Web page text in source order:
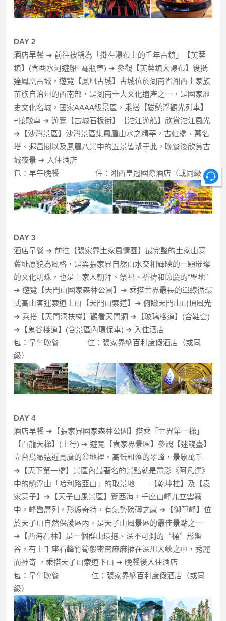
DAY 2
酒店早餐 ➔ 前往被稱為「掛在瀑布上的千年古鎮」【芙蓉
鎮】(含酉水河遊船+電瓶車) ➔ 參觀【芙蓉鎮大瀑布】後抵
達鳳凰古城，遊覽【鳳凰古城】古城位於湖南省湘西土家族
苗族自治州的西南部，是湖南十大文化遺產之一，是國家歷
史文化名城，國家AAAA級景區，乘搭【磁懸浮觀光列車】
+接駁車 ➔ 遊覽【古城石板街】【沱江遊船】欣賞沱江風光
➔【沙灣景區】沙灣景區集鳳凰山水之精華，古虹橋、萬名
塔、遐昌閣以及鳳凰八景中的五景皆聚于此，晚餐後欣賞古
城夜景 ➔ 入住酒店
包：早午晚餐 住：湘西皇冠國際酒店（或同級）
DAY 3
酒店早餐 ➔ 前往【張家界土家風情園】最完整的土家山寨
舊址原貌為風格，是與張家界自然山水交相輝映的一顆璀璨
的文化明珠，也是土家人朝拜、祭祀、祈禱和節慶的“聖地”
➔ 遊覽【天門山國家森林公園】➔ 乘搭世界最長的單線循環
式高山客運索道上山【天門山索道】➔ 俯瞰天門山山頂風光
➔ 乘搭【天門洞扶梯】觀看天門洞 ➔【玻璃棧道】(含鞋套)
➔【鬼谷棧道】(含景區內環保車) ➔ 入住酒店
包：早午晚餐 住：張家界納百利度假酒店（或同
級）
DAY 4
酒店早餐 ➔【張家界國家森林公園】搭乘「世界第一梯」
【百龍天梯】(上行) ➔ 遊覽【袁家界景區】參觀【迷魂臺】
立台鳥瞰遠近寬廣的盆地裡，高低粗落的翠峰，景象萬千
➔【天下第一橋】景區內最著名的景點就是電影《阿凡達》
中的懸浮山「哈利路亞山」的取景地——【乾坤柱】及【袁
家寨子】➔【天子山風景區】覽西海，千座山峰兀立雲霧
中，峰巒層列，形態奇特，有氣勢磅礡之感 ➔【御筆峰】位
於天子山自然保護區內，是天子山風景區的最佳景點之一
➔【西海石林】是一個群山環抱、深不可測的〝桶〞形盤
谷，有上千座石峰竹筍般密密麻麻插在深川大峽之中，秀麗
而神奇 ，乘搭天子山索道下山 ➔ 晚餐後入住酒店
包：早午晚餐 住：張家界納百利度假酒店（或同
級）